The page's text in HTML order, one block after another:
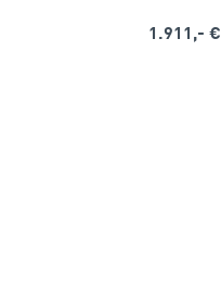
1.911,- €